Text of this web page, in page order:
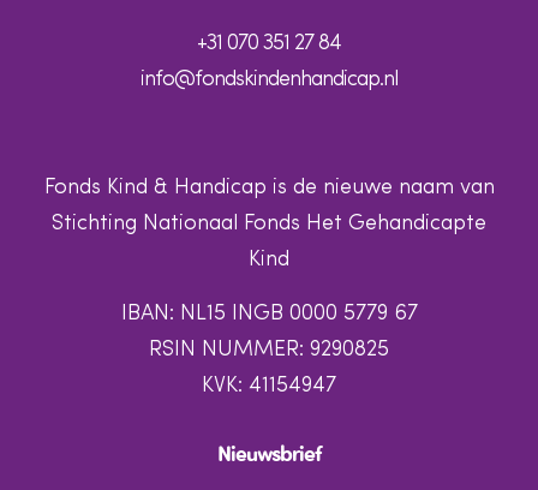
+31 070 351 27 84
info@fondskindenhandicap.nl
Fonds Kind & Handicap is de nieuwe naam van
Stichting Nationaal Fonds Het Gehandicapte
Kind
IBAN: NL15 INGB 0000 5779 67
RSIN NUMMER: 9290825
KVK: 41154947
Nieuwsbrief